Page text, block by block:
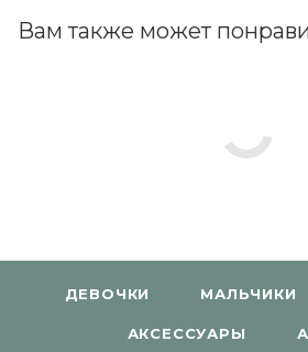
Вам также может
ДЕВОЧКИ МАЛЬЧИКИ
АКСЕССУАРЫ